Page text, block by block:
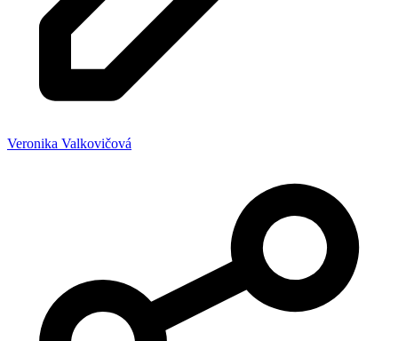
Veronika Valkovičová